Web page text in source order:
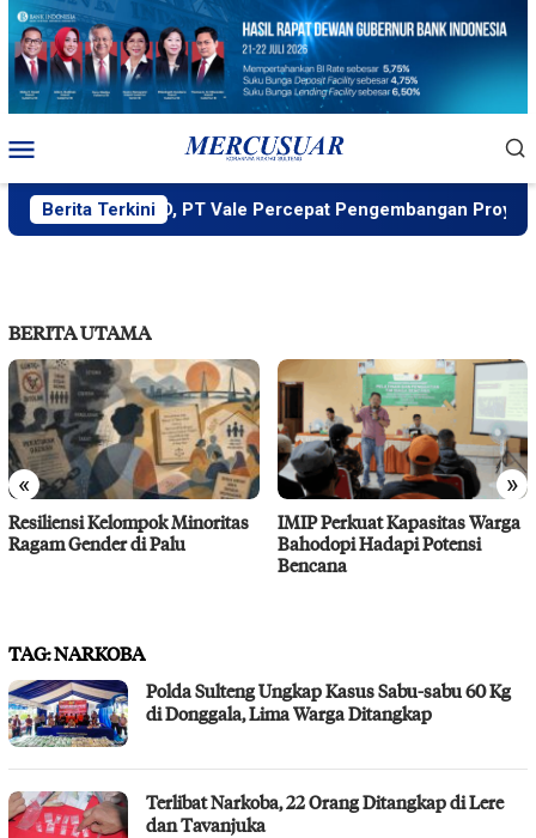
Loncat
konten
Mobile
Berita Terkini
MIND ID, PT Vale Percepat Pengembangan Proyek
BERITA UTAMA
« »
Resiliensi Kelompok Minoritas
Ragam Gender di Palu
IMIP Perkuat Kapasitas Warga
Bahodopi Hadapi Potensi
Bencana
TAG:NARKOBA
Polda Sulteng Ungkap Kasus Sabu-sabu 60 Kg
di Donggala, Lima Warga Ditangkap
Terlibat Narkoba, 22 Orang Ditangkap di Lere
dan Tavanjuka